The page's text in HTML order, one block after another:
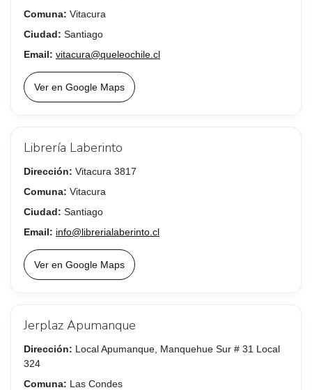
Comuna: Vitacura
Ciudad: Santiago
Email: vitacura@queleochile.cl
Ver en Google Maps
Librería Laberinto
Dirección: Vitacura 3817
Comuna: Vitacura
Ciudad: Santiago
Email: info@librerialaberinto.cl
Ver en Google Maps
Jerplaz Apumanque
Dirección: Local Apumanque, Manquehue Sur # 31 Local
324
Comuna: Las Condes